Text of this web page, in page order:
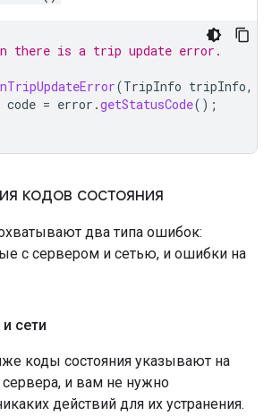
there is a trip update error.
(TripInfo tripInfo,
code = error .getStatusCode();
кодов состояния
два типа ошибок:
с сервером и сетью, и ошибки на
сети
коды состояния указывают на
и вам не нужно
действий для их устранения.